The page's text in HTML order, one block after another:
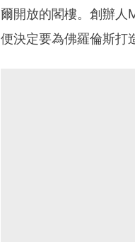
爾開放的閣樓。創辦人
便決定要為佛羅倫斯打